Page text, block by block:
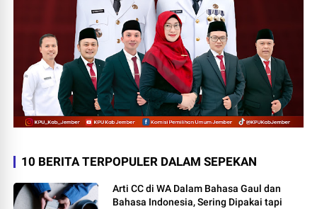
10 BERITA TERPOPULER DALAM SEPEKAN
Arti CC di WA Dalam Bahasa Gaul dan
Bahasa Indonesia, Sering Dipakai tapi